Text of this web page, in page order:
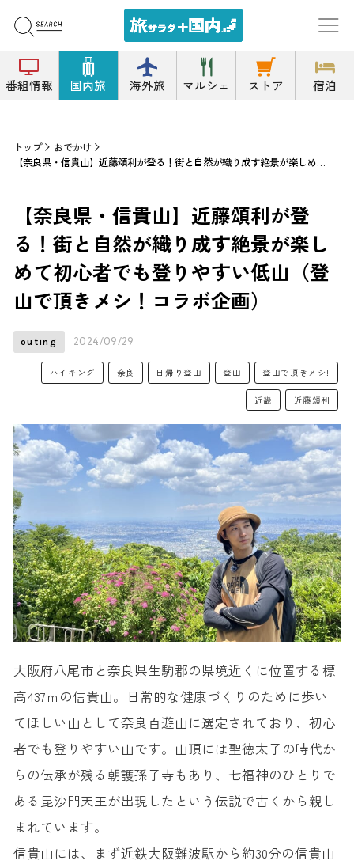
番組情報 国内旅 海外旅 マルシェ ストア 宿泊
トップ
おでかけ
【奈良県・信貴山】近藤頌利が登る！街と自然が織り成す絶景が楽しめて初心者でも登りやすい低山（登山で頂きメシ！コラボ企画）
【奈良県・信貴山】近藤頌利が登
る！街と自然が織り成す絶景が楽し
めて初心者でも登りやすい低山（登
山で頂きメシ！コラボ企画）
outing 2024/09/29
ハイキング 奈良 日帰り登山 登山 登山で頂きメシ!
近畿 近藤頌利
大阪府八尾市と奈良県生駒郡の県境近くに位置する標
高437ｍの信貴山。日常的な健康づくりのために歩い
てほしい山として奈良百遊山に選定されており、初心
者でも登りやすい山です。山頂には聖徳太子の時代か
らの伝承が残る朝護孫子寺もあり、七福神のひとりで
ある毘沙門天王が出現したという伝説で古くから親し
まれています。
信貴山には、まず近鉄大阪難波駅から約30分の信貴山